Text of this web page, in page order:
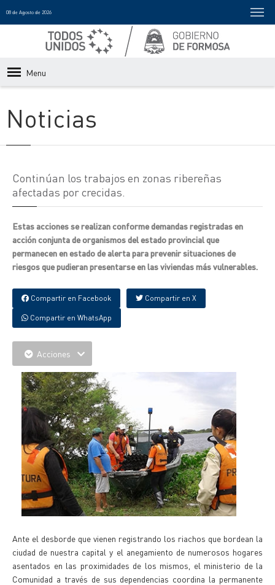
08 de Agosto de 2026
Menu
Noticias
Continúan los trabajos en zonas ribereñas
afectadas por crecidas.
Estas acciones se realizan conforme demandas registradas en
acción conjunta de organismos del estado provincial que
permanecen en estado de alerta para prevenir situaciones de
riesgos que pudieran presentarse en las viviendas más vulnerables.
Compartir en Facebook Compartir en X
Compartir en WhatsApp
Acciones
Ante el desborde que vienen registrando los riachos que bordean la
ciudad de nuestra capital y el anegamiento de numerosos hogares
asentados en las proximidades de los mismos, el ministerio de la
Comunidad a través de sus dependencias coordina la permanente